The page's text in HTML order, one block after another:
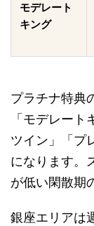
モデレート
キング
プラチナ特典
「モデレー
ツイン」「プ
になります。
が低い閑散期
銀座エリアは